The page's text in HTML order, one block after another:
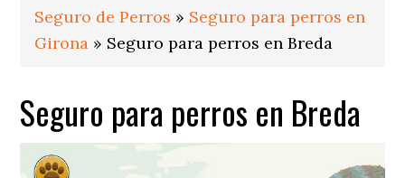
Seguro de Perros » Seguro para perros en
Girona » Seguro para perros en Breda
Seguro para perros en Breda